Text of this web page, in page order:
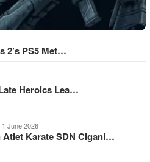
2’s PS5 Met…
Heroics Lea…
1 June 2026
Atlet Karate SDN Cigani…